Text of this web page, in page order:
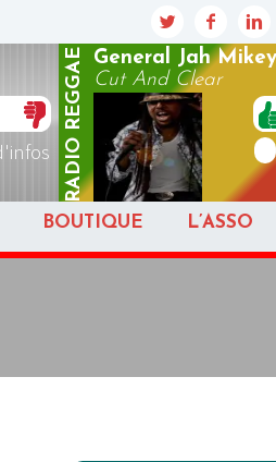
RADIO
REGGAE
General Jah Mikey
Cut And Clear
BOUTIQUE L’ASSO